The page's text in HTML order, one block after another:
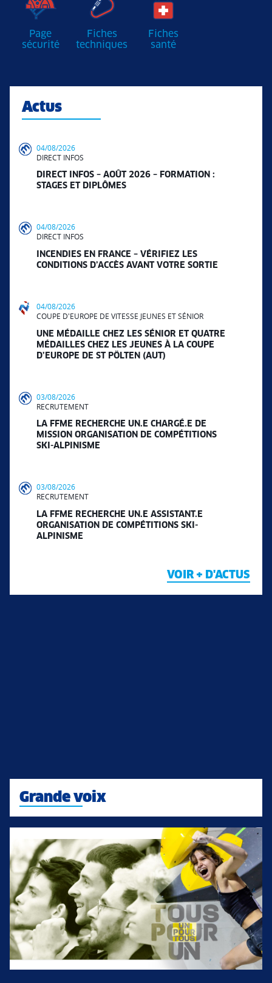
Page
sécurité
Fiches
techniques
Fiches
santé
Actus
04/08/2026
DIRECT INFOS
DIRECT INFOS – AOÛT 2026 – FORMATION :
STAGES ET DIPLÔMES
04/08/2026
DIRECT INFOS
INCENDIES EN FRANCE – VÉRIFIEZ LES
CONDITIONS D’ACCÈS AVANT VOTRE SORTIE
04/08/2026
COUPE D'EUROPE DE VITESSE JEUNES ET SÉNIOR
UNE MÉDAILLE CHEZ LES SÉNIOR ET QUATRE
MÉDAILLES CHEZ LES JEUNES À LA COUPE
D’EUROPE DE ST PÖLTEN (AUT)
03/08/2026
RECRUTEMENT
LA FFME RECHERCHE UN.E CHARGÉ.E DE
MISSION ORGANISATION DE COMPÉTITIONS
SKI-ALPINISME
03/08/2026
RECRUTEMENT
LA FFME RECHERCHE UN.E ASSISTANT.E
ORGANISATION DE COMPÉTITIONS SKI-
ALPINISME
VOIR + D'ACTUS
Grande voix